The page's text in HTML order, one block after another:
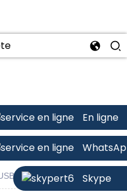
En ligne
Skype
ODM